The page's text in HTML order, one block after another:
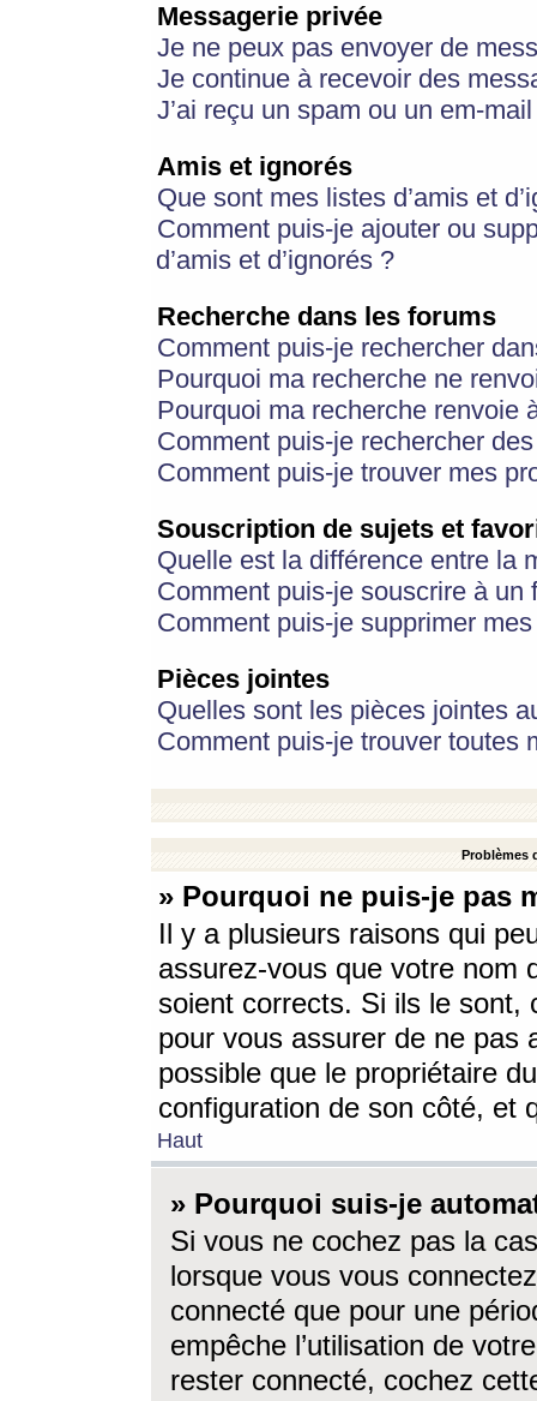
Messagerie privée
Je ne peux pas envoyer de
Je continue à recevoir des
J’ai reçu un spam ou un em-
Amis et ignorés
Que sont mes listes d’amis et
Comment puis-je ajouter ou
d’amis et d’ignorés ?
Recherche dans les forums
Comment puis-je rechercher
Pourquoi ma recherche ne
Pourquoi ma recherche renvoie
Comment puis-je rechercher
Comment puis-je trouver mes
Souscription de sujets et
Quelle est la différence entre la
Comment puis-je souscrire à
Comment puis-je supprimer
Pièces jointes
Quelles sont les pièces jointes
Comment puis-je trouver toutes
Problèmes
» Pourquoi ne puis-je pas
Il y a plusieurs raisons qui
assurez-vous que votre nom
soient corrects. Si ils le sont,
pour vous assurer de ne pas
possible que le propriétaire
configuration de son côté, et
Haut
» Pourquoi suis-je
Si vous ne cochez pas la
lorsque vous vous
connecté que pour une
empêche l’utilisation de
rester connecté, cochez